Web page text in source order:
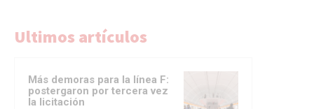
Ultimos artículos
Más demoras para la línea F:
postergaron por tercera vez
la licitación